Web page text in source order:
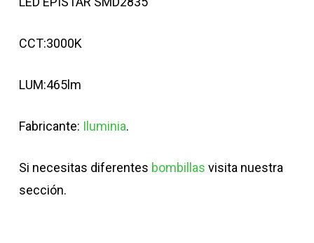
CCT:3000K
LUM:465lm
Fabricante: Iluminia.
Si necesitas diferentes bombillas visita nuestra
sección.